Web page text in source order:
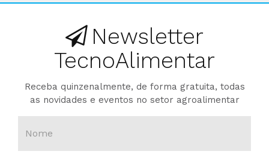
Newsletter
TecnoAlimentar
Receba quinzenalmente, de forma gratuita, todas
as novidades e eventos no setor agroalimentar